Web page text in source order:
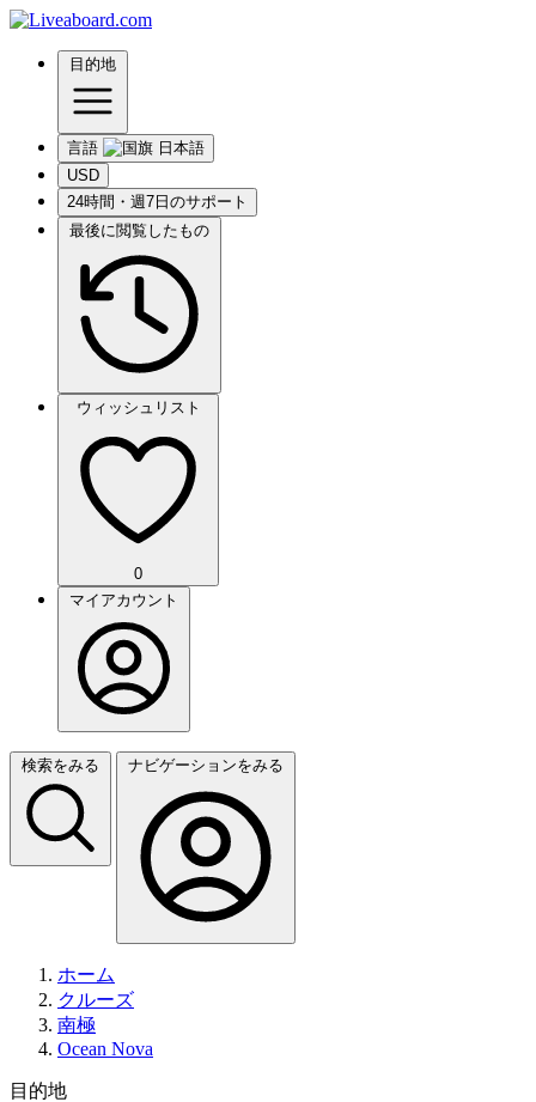
目的地
言語
USD
24時間・週7日のサポート
最後に閲覧したもの
ウィッシュリスト
0
マイアカウント
検索をみる ナビゲーションをみる
ホーム
クルーズ
南極
Ocean Nova
目的地